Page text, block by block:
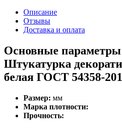
Описание
Отзывы
Доставка и оплата
Основные
Штукатурка
белая ГОСТ 54358-
Размер: мм
Марка плотности:
Прочность: